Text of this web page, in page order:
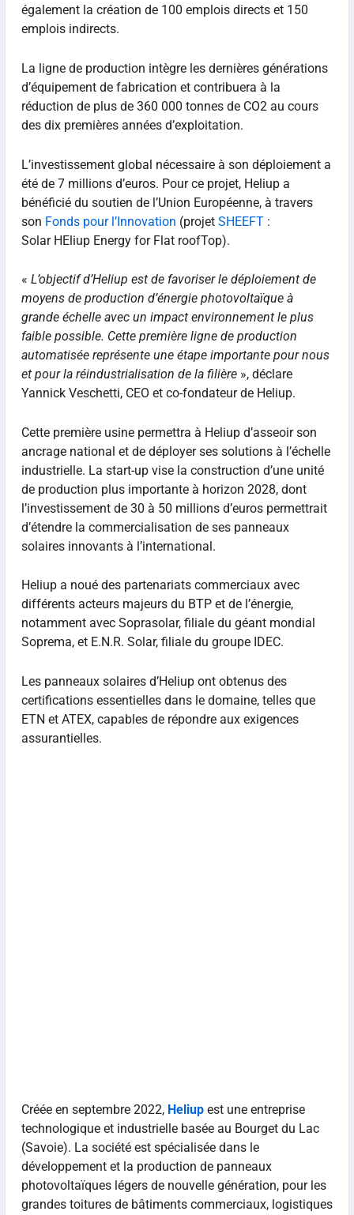
également la création de 100 emplois directs et 150
emplois indirects.
La ligne de production intègre les dernières générations
d’équipement de fabrication et contribuera à la
réduction de plus de 360 000 tonnes de CO2 au cours
des dix premières années d’exploitation.
L’investissement global nécessaire à son déploiement a
été de 7 millions d’euros. Pour ce projet, Heliup a
bénéficié du soutien de l’Union Européenne, à travers
son Fonds pour l’Innovation (projet SHEEFT :
Solar HEliup Energy for Flat roofTop).
« L’objectif d’Heliup est de favoriser le déploiement de
moyens de production d’énergie photovoltaïque à
grande échelle avec un impact environnement le plus
faible possible. Cette première ligne de production
automatisée représente une étape importante pour nous
et pour la réindustrialisation de la filière», déclare
Yannick Veschetti, CEO et co-fondateur de Heliup.
Cette première usine permettra à Heliup d’asseoir son
ancrage national et de déployer ses solutions à l’échelle
industrielle. La start-up vise la construction d’une unité
de production plus importante à horizon 2028, dont
l’investissement de 30 à 50 millions d’euros permettrait
d’étendre la commercialisation de ses panneaux
solaires innovants à l’international.
Heliup a noué des partenariats commerciaux avec
différents acteurs majeurs du BTP et de l’énergie,
notamment avec Soprasolar, filiale du géant mondial
Soprema, et E.N.R. Solar, filiale du groupe IDEC.
Les panneaux solaires d’Heliup ont obtenus des
certifications essentielles dans le domaine, telles que
ETN et ATEX, capables de répondre aux exigences
assurantielles.
Créée en septembre 2022, Heliup est une entreprise
technologique et industrielle basée au Bourget du Lac
(Savoie). La société est spécialisée dans le
développement et la production de panneaux
photovoltaïques légers de nouvelle génération, pour les
grandes toitures de bâtiments commerciaux, logistiques